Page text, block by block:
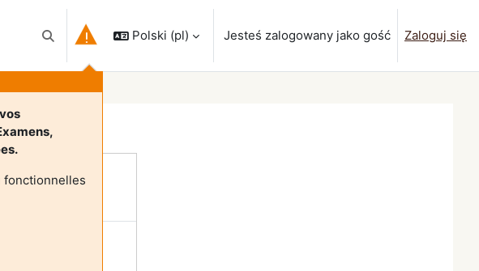
Przełącznik wyszukiwarki
fonctionnelles
Polski ‎(pl)‎ Jesteś zalogowany jako gość Zaloguj się